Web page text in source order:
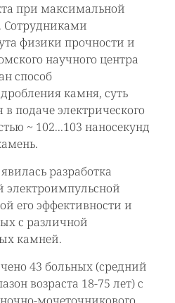
при максимальной
Сотрудниками
физики прочности и
научного центра
способ
камня, суть
в подаче электрического
~ 102...103 наносекунд
разработка
электроимпульсной
его эффективности и
с различной
камней.
43 больных (средний
возраста 18-75 лет) с